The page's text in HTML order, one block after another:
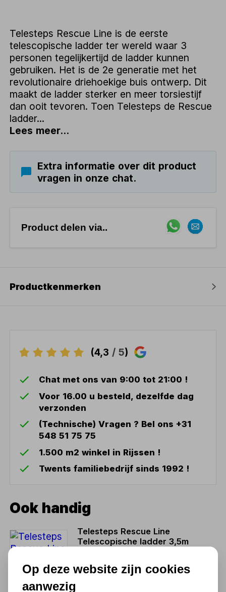
Telesteps Rescue Line is de eerste
telescopische ladder ter wereld waar 3
personen tegelijkertijd de ladder kunnen
gebruiken. Het is de 2e generatie met het
revolutionaire driehoekige buis ontwerp. Dit
maakt de ladder sterker en meer torsiestijf
dan ooit tevoren. Toen Telesteps de Rescue
ladder...
Lees meer...
Extra informatie over dit product
vragen in onze chat.
Product delen via..
Productkenmerken
(4,3 / 5)
Chat met ons van 9:00 tot 21:00 !
Voor 16.00 u besteld, dezelfde dag
verzonden
(Technische) Vragen ? Bel ons +31
548 51 75 75
1.500 m2 winkel in Rijssen !
Twents familiebedrijf sinds 1992 !
Ook handig
Telesteps Rescue Line
Telescopische ladder 3,5m
883,30
Op deze website zijn cookies
aanwezig